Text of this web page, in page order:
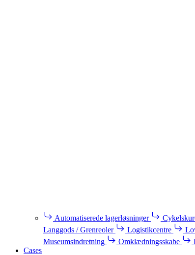
Automatiserede lagerløsninger
Langgods / Grenreoler
Logistikcentre
Museumsindretning
Omklædningsskabe
Cases